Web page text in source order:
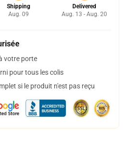
Shipping
Aug. 09
Delivered
Aug. 13 - Aug. 20
votre porte
pour tous les colis
si le produit n'est pas reçu